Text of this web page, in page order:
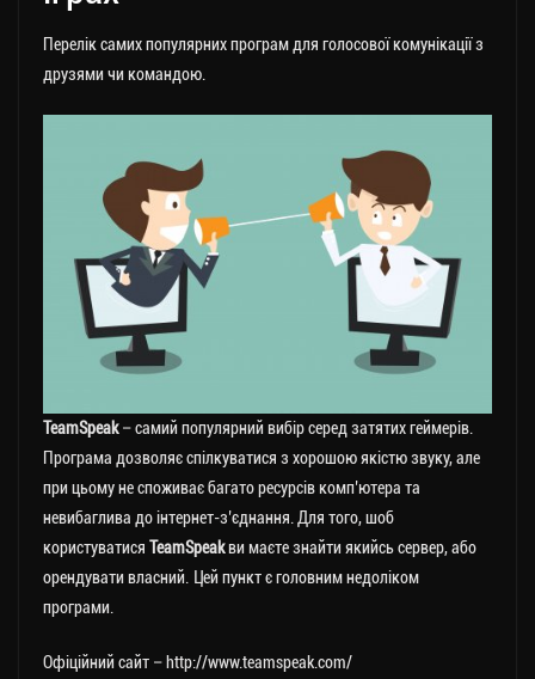
Перелік самих популярних програм для голосової комунікації з
друзями чи командою.
TeamSpeak– самий популярний вибір серед затятих геймерів.
Програма дозволяє спілкуватися з хорошою якістю звуку, але
при цьому не споживає багато ресурсів комп’ютера та
невибаглива до інтернет-з’єднання. Для того, шоб
користуватися TeamSpeakви маєте знайти якийсь сервер, або
орендувати власний. Цей пункт є головним недоліком
програми.
Офіційний сайт – http://www.teamspeak.com/